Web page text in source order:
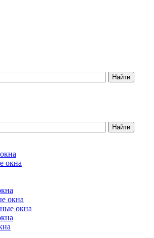
Найти
Найти
окна
окна
окна